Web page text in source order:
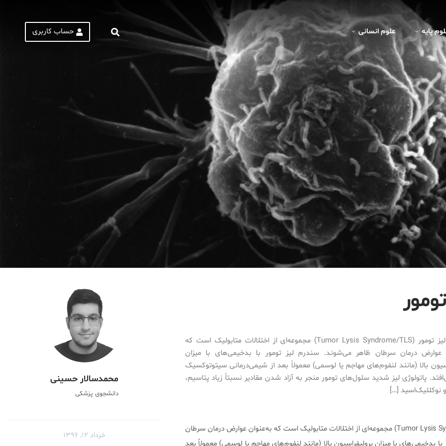
پايه علوم انسانی حساب کاربری
سندرم لیز تومور (Tumor Lysis Syndrome/TLS) مجموعه‌ای از اختلالات متابولیک است که
عوارض درمان سرطان ظاهر می‌شوند. سندرم لیز تومور با بدخیمی‌های با میزان
بالا (مانند لنفوم‌های مهاجم یا لوسمی) معمولاً بعد از شیمی‌درمانی سیتوتوکسیک
پاتولوژی لیز شدید سلول‌های تومور منجر به آزاد شدن مقادیر نسبتاً زیاد پتاسیم،
نوکلئیک‌اسید […]
سندرم لیز تومور (Tumor Lysis Syndrome/TLS) مجموعه‌ای از اختلالات متابولیک است که به‌عنوان عوارض درمان سرطان
بدخیمی‌های با میزان پرولیفراسیون بالا (مانند لنفوم‌های مهاجم یا لوسمی) معمولاً بعد
محمد‌سالار حسینی
دانشجوی پزشکی
خرداد ۱۲, ۱۳۹۶